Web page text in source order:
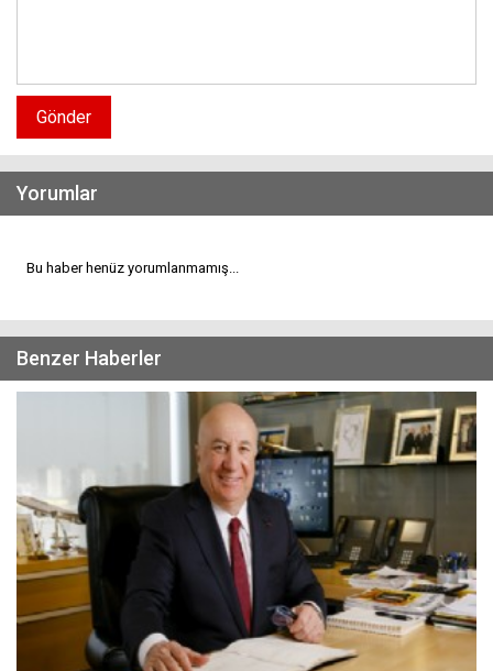
Gönder
Yorumlar
Bu haber henüz yorumlanmamış...
Benzer Haberler